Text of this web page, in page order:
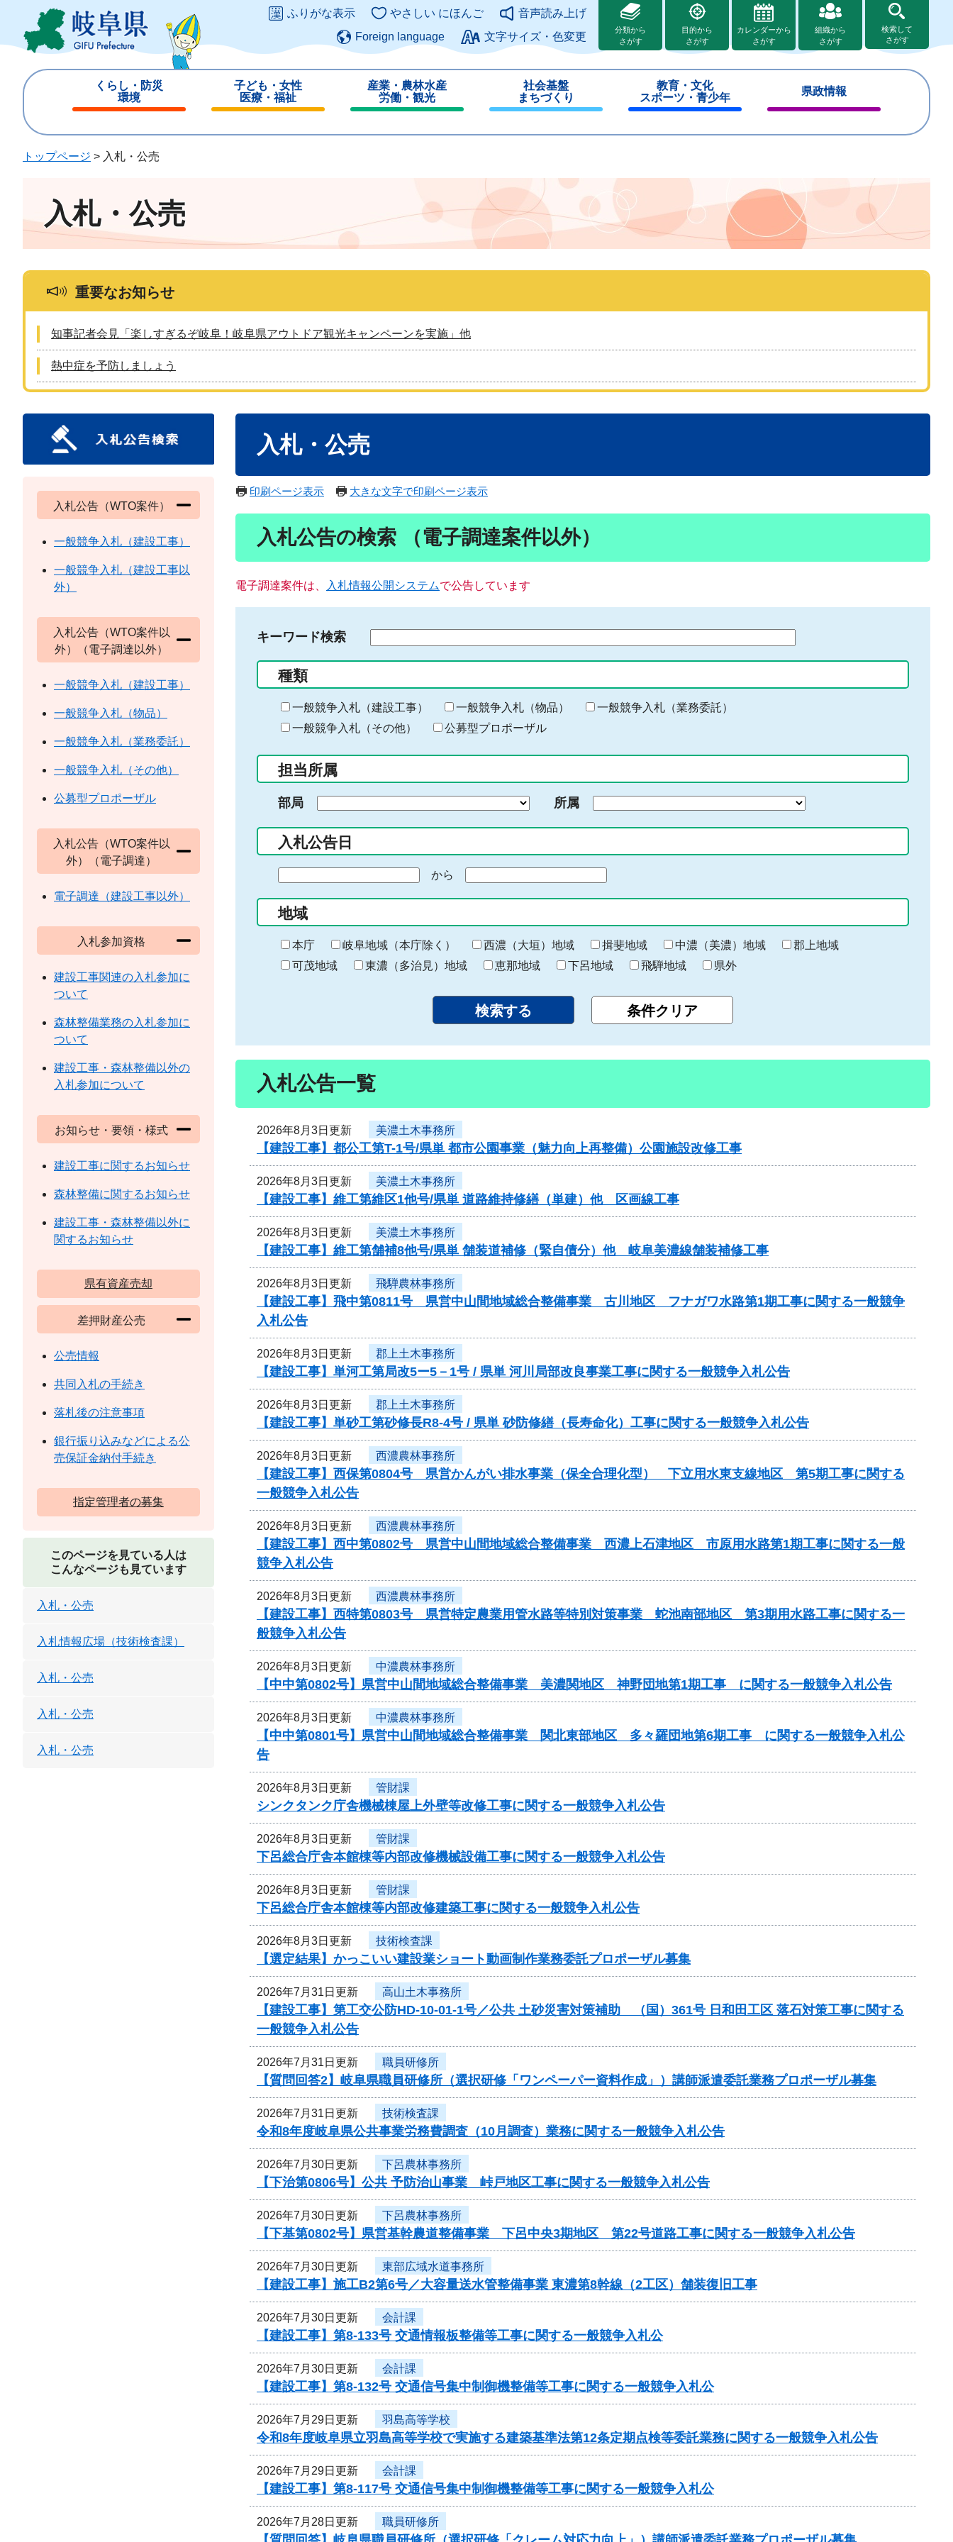
ジ
ュ
このページの本文へ
ふりがな表示 やさしい にほんご
音声読み上げ
Foreign language
文字サイズ・色変更
分類から
さがす
目的から
さがす
カレンダーから
さがす
組織から
さがす
検索して
さがす
くらし・防災
環境
じ
子ども・女性
医療・福祉
じ
産業・農林水産
労働・観光
じ
社会基盤
まちづくり
じ
教育・文化
スポーツ・青少年
じ
県政情報
じ
トップページ > 入札・公売
入札・公売
重要なお知らせ
知事記者会見「楽しすぎるぞ岐阜！岐阜県アウトドア観光キャンペーンを実施」他
熱中症を予防しましょう
入札・公売
印刷ページ表示 大きな文字で印刷ページ表示
入札公告の検索 （電子調達案件以外）
電子調達案件は、 入札情報公開システムで公告しています
キーワード検索
る
キ
ー
ー
入
力
種類
一般競争入札（建設工事） 一般競争入札（物品）
一般競争入札（業務委託）
一般競争入札（その他）
公募型プロポーザル
担当所属
部局 所属
入札公告日
の
始
ま
り
から
終
わ
り
地域
本庁 岐阜地域（本庁除く） 西濃（大垣）地域 揖斐地域 中濃（美濃）地域
郡上地域
可茂地域
東濃（多治見）地域 恵那地域 下呂地域 飛騨地域 県外
入札公告一覧
2026年8月3日更新 美濃土木事務所
【建設工事】都公工第T-1号/県単 都市公園事業（魅力向上再整備）公園施設改修工事
2026年8月3日更新 美濃土木事務所
【建設工事】維工第維区1他号/県単 道路維持修繕（単建）他 区画線工事
2026年8月3日更新 美濃土木事務所
【建設工事】維工第舗補8他号/県単 舗装道補修（緊自債分）他 岐阜美濃線舗装補修工事
2026年8月3日更新 飛騨農林事務所
【建設工事】飛中第0811号 県営中山間地域総合整備事業 古川地区 フナガワ水路第1期工事に関する一般競争
入札公告
2026年8月3日更新 郡上土木事務所
【建設工事】単河工第局改5ー5－1号 / 県単 河川局部改良事業工事に関する一般競争入札公告
2026年8月3日更新 郡上土木事務所
【建設工事】単砂工第砂修長R8-4号 / 県単 砂防修繕（長寿命化）工事に関する一般競争入札公告
2026年8月3日更新 西濃農林事務所
【建設工事】西保第0804号 県営かんがい排水事業（保全合理化型） 下立用水東支線地区 第5期工事に関する
一般競争入札公告
2026年8月3日更新 西濃農林事務所
【建設工事】西中第0802号 県営中山間地域総合整備事業 西濃上石津地区 市原用水路第1期工事に関する一般
競争入札公告
2026年8月3日更新 西濃農林事務所
【建設工事】西特第0803号 県営特定農業用管水路等特別対策事業 蛇池南部地区 第3期用水路工事に関する一
般競争入札公告
2026年8月3日更新 中濃農林事務所
【中中第0802号】県営中山間地域総合整備事業 美濃関地区 神野団地第1期工事 に関する一般競争入札公告
2026年8月3日更新 中濃農林事務所
【中中第0801号】県営中山間地域総合整備事業 関北東部地区 多々羅団地第6期工事 に関する一般競争入札公
告
2026年8月3日更新 管財課
シンクタンク庁舎機械棟屋上外壁等改修工事に関する一般競争入札公告
2026年8月3日更新 管財課
下呂総合庁舎本館棟等内部改修機械設備工事に関する一般競争入札公告
2026年8月3日更新 管財課
下呂総合庁舎本館棟等内部改修建築工事に関する一般競争入札公告
2026年8月3日更新 技術検査課
【選定結果】かっこいい建設業ショート動画制作業務委託プロポーザル募集
2026年7月31日更新 高山土木事務所
【建設工事】第工交公防HD-10-01-1号／公共 土砂災害対策補助 （国）361号 日和田工区 落石対策工事に関する
一般競争入札公告
2026年7月31日更新 職員研修所
【質問回答2】岐阜県職員研修所（選択研修「ワンペーパー資料作成」）講師派遣委託業務プロポーザル募集
2026年7月31日更新 技術検査課
令和8年度岐阜県公共事業労務費調査（10月調査）業務に関する一般競争入札公告
2026年7月30日更新 下呂農林事務所
【下治第0806号】公共 予防治山事業 峠戸地区工事に関する一般競争入札公告
2026年7月30日更新 下呂農林事務所
【下基第0802号】県営基幹農道整備事業 下呂中央3期地区 第22号道路工事に関する一般競争入札公告
2026年7月30日更新 東部広域水道事務所
【建設工事】施工B2第6号／大容量送水管整備事業 東濃第8幹線（2工区）舗装復旧工事
2026年7月30日更新 会計課
【建設工事】第8-133号 交通情報板整備等工事に関する一般競争入札公
2026年7月30日更新 会計課
【建設工事】第8-132号 交通信号集中制御機整備等工事に関する一般競争入札公
2026年7月29日更新 羽島高等学校
令和8年度岐阜県立羽島高等学校で実施する建築基準法第12条定期点検等委託業務に関する一般競争入札公告
2026年7月29日更新 会計課
【建設工事】第8-117号 交通信号集中制御機整備等工事に関する一般競争入札公
2026年7月28日更新 職員研修所
入札公告（WTO案件）
一般競争入札（建設工事）
一般競争入札（建設工事以
外）
入札公告（WTO案件以
外）（電子調達以外）
一般競争入札（建設工事）
一般競争入札（物品）
一般競争入札（業務委託）
一般競争入札（その他）
公募型プロポーザル
入札公告（WTO案件以
外）（電子調達）
電子調達（建設工事以外）
入札参加資格
建設工事関連の入札参加に
ついて
森林整備業務の入札参加に
ついて
建設工事・森林整備以外の
入札参加について
お知らせ・要領・様式
建設工事に関するお知らせ
森林整備に関するお知らせ
建設工事・森林整備以外に
関するお知らせ
県有資産売却
差押財産公売
公売情報
共同入札の手続き
落札後の注意事項
銀行振り込みなどによる公
売保証金納付手続き
指定管理者の募集
このページを見ている人は
こんなページも見ています
入札・公売
入札情報広場（技術検査課）
入札・公売
入札・公売
入札・公売